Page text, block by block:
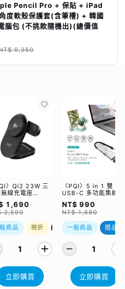
Pencil Pro + 保貼 + iPad
度軟殼保護套(含筆槽) + 韓國
腦包 (不挑款隨機出)(總價值
9,350
購
〉Qi2 23W 三
線充電座
1,690
2,590
商品 現折 優惠加購
1
立即購買
〈PQI〉5 in 1 雙
USB-C 多功能集線器
（限量加贈｜U988
class 10 Micro SD
記憶卡 64GB，附 SD
轉卡）
NT$ 990
NT$ 1,680
一般商品 贈品
1
立即購買